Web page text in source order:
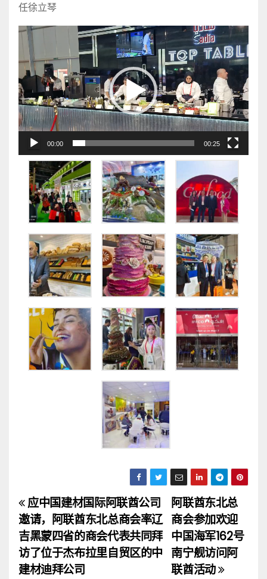
任徐立琴
视
播
放
器
00:00 00:25
文
章
导
阿联酋东北总
商会参加欢迎
中国海军162号
南宁舰访问阿
联酋活动
应中国建材国际阿联酋公司
邀请，阿联酋东北总商会率辽
吉黑蒙四省的商会代表共同拜
访了位于杰布拉里自贸区的中
建材迪拜公司